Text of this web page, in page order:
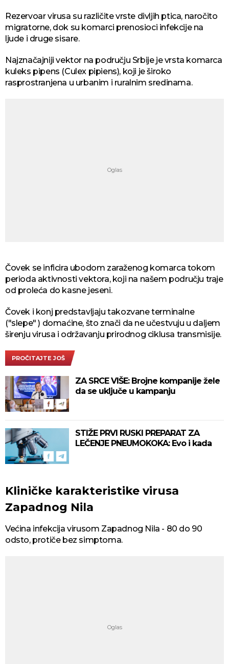
Rezervoar virusa su različite vrste divljih ptica, naročito
migratorne, dok su komarci prenosioci infekcije na
ljude i druge sisare.
Najznačajniji vektor na području Srbije je vrsta komarca
kuleks pipens (Culex pipiens), koji je široko
rasprostranjena u urbanim i ruralnim sredinama.
Čovek se inficira ubodom zaraženog komarca tokom
perioda aktivnosti vektora, koji na našem području traje
od proleća do kasne jeseni.
Čovek i konj predstavljaju takozvane terminalne
("slepe" ) domaćine, što znači da ne učestvuju u daljem
širenju virusa i održavanju prirodnog ciklusa transmisije.
PROČITAJTE JOŠ
ZA SRCE VIŠE: Brojne kompanije žele
da se uključe u kampanju
STIŽE PRVI RUSKI PREPARAT ZA
LEČENJE PNEUMOKOKA: Evo i kada
Kliničke karakteristike virusa
Zapadnog Nila
Većina infekcija virusom Zapadnog Nila - 80 do 90
odsto, protiče bez simptoma.